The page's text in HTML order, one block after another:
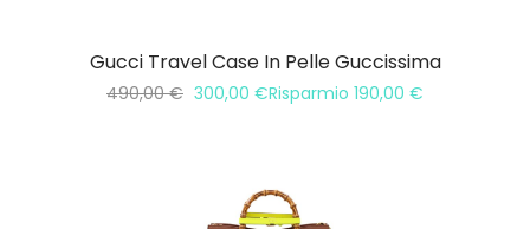
Gucci Travel Case In Pelle Guccissima
490,00€ 300,00 €Risparmio 190,00 €